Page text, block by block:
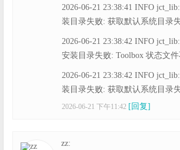
2026-06-21 23:38:41 INFO
装目录失败: 获取默认系统目录
2026-06-21 23:38:42 INFO
安装目录失败: Toolbox 状态文
2026-06-21 23:38:42 INFO
装目录失败: 获取默认系统目录
2026-06-21 下午11:42 [回复]
zz: